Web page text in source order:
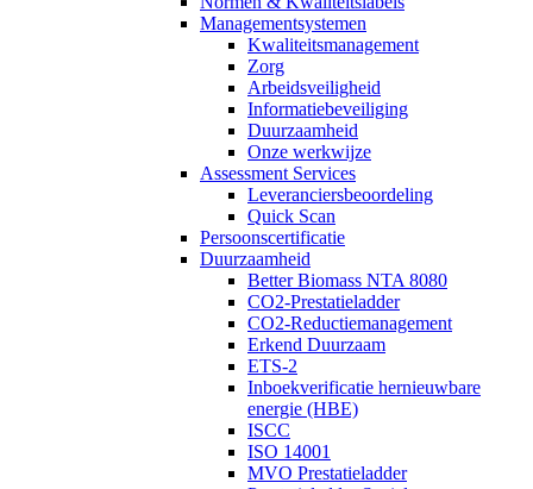
Managementsystemen
Kwaliteitsmanagement
Zorg
Arbeidsveiligheid
Informatiebeveiliging
Duurzaamheid
Onze werkwijze
Assessment Services
Leveranciersbeoordeling
Quick Scan
Persoonscertificatie
Duurzaamheid
Better Biomass NTA 8080
CO2-Prestatieladder
CO2-Reductiemanagement
Erkend Duurzaam
ETS-2
Inboekverificatie hernieuwbare
energie (HBE)
ISCC
ISO 14001
MVO Prestatieladder